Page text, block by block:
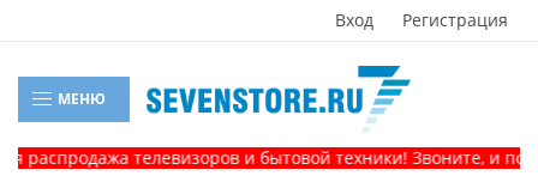
Вход Регистрация
МЕНЮ
телевизоров и бытовой техники! Звоните, и получите